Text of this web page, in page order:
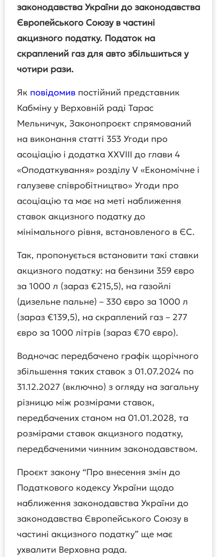
законодавства України до законодавства
Європейського Союзу в частині
акцизного податку. Податок на
скраплений газ для авто збільшиться у
чотири рази.
Як повідомив постійний представник
Кабміну у Верховній раді Тарас
Мельничук, Законопроєкт спрямований
на виконання статті 353 Угоди про
асоціацію і додатка XXVIII до глави 4
«Оподаткування» розділу V «Економічне і
галузеве співробітництво» Угоди про
асоціацію та має на меті наближення
ставок акцизного податку до
мінімального рівня, встановленого в ЄС.
Так, пропонується встановити такі ставки
акцизного податку: на бензини 359 євро
за 1000 л (зараз €215,5), на газойлі
(дизельне пальне) – 330 євро за 1000 л
(зараз €139,5), на скраплений газ – 277
євро за 1000 літрів (зараз €70 євро).
Водночас передбачено графік щорічного
збільшення таких ставок з 01.07.2024 по
31.12.2027 (включно) з огляду на загальну
різницю між розмірами ставок,
передбачених станом на 01.01.2028, та
розмірами ставок акцизного податку,
передбаченими чинним законодавством.
Проєкт закону “Про внесення змін до
Податкового кодексу України щодо
наближення законодавства України до
законодавства Європейського Союзу в
частині акцизного податку” ще має
ухвалити Верховна рада.